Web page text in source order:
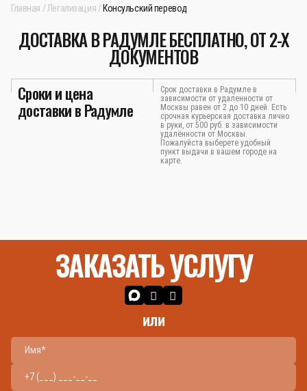
Главная Легализация Консульский перевод
ДОСТАВКА В РАДУМЛЕ БЕСПЛАТНО, ОТ 2-Х
ДОКУМЕНТОВ
Сроки и цена
доставки в Радумле
Срок доставки в Радумле в
зависимости от удаленности от
Москвы равен от 2 до 10 дней. Есть
срочная курьерская доставка лично
в руки, от 500 руб. в зависимости
удалённости от Москвы.
Пожалуйста выберете удобный
пункт выдачи в вашем городе на
карте.
ЗАКАЗАТЬ УСЛУГУ
или